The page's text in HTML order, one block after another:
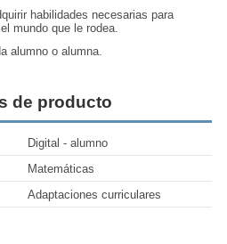
habilidades necesarias para
mundo que le rodea.
alumno o alumna.
de producto
Digital - alumno
Matemáticas
Adaptaciones curriculares